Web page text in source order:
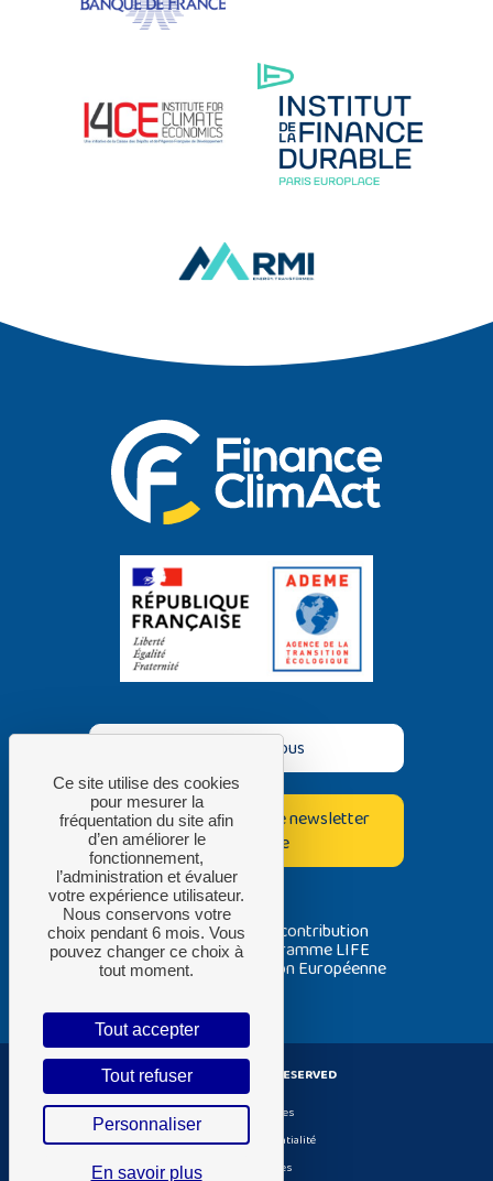
Contactez-nous
Inscrivez-vous à notre newsletter
bimestrielle
Avec la contribution
du programme LIFE
de l’Union Européenne
ADEME ® ALL RIGHT RESERVED
Gestion de cookies
Politique de confidentialité
Mentions Légales
Ce site utilise des cookies
pour mesurer la
fréquentation du site afin
d’en améliorer le
fonctionnement,
l’administration et évaluer
votre expérience utilisateur.
Nous conservons votre
choix pendant 6 mois. Vous
pouvez changer ce choix à
tout moment.
Tout accepter
Tout refuser
Personnaliser
En savoir plus